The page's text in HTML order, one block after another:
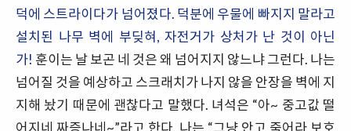
덕에 스트라이다가 넘어졌다. 덕분에 우물에 빠지지 말라고
설치된 나무 벽에 부딪혀, 자전거가 상처가 난 것이 아닌
가! 훈이는 날 보곤 네 것은 왜 넘어지지 않느냐 그런다. 나는
넘어질 것을 예상하고 스크래치가 나지 않을 안장을 벽에 지
지해 놨기 때문에 괜찮다고 말했다. 녀석은 “아~ 중고값 떨
어지네 짜증나네~”라고 한다. 나는 “그냥 안고 죽어라 보호